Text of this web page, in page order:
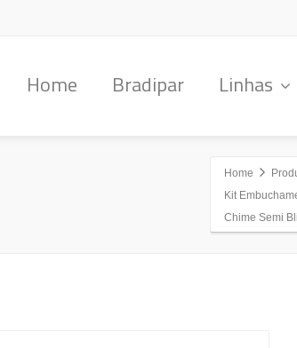
Home Bradipar Linhas
Home
Kit
Chime Semi